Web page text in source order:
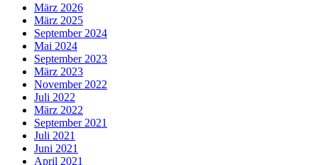
März 2026
März 2025
September 2024
Mai 2024
September 2023
März 2023
November 2022
Juli 2022
März 2022
September 2021
Juli 2021
Juni 2021
April 2021